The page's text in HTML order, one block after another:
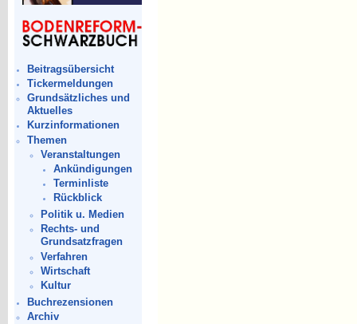
Beitragsübersicht
Tickermeldungen
Grundsätzliches und
Aktuelles
Kurzinformationen
Themen
Veranstaltungen
Ankündigungen
Terminliste
Rückblick
Politik u. Medien
Rechts- und
Grundsatzfragen
Verfahren
Wirtschaft
Kultur
Buchrezensionen
Archiv